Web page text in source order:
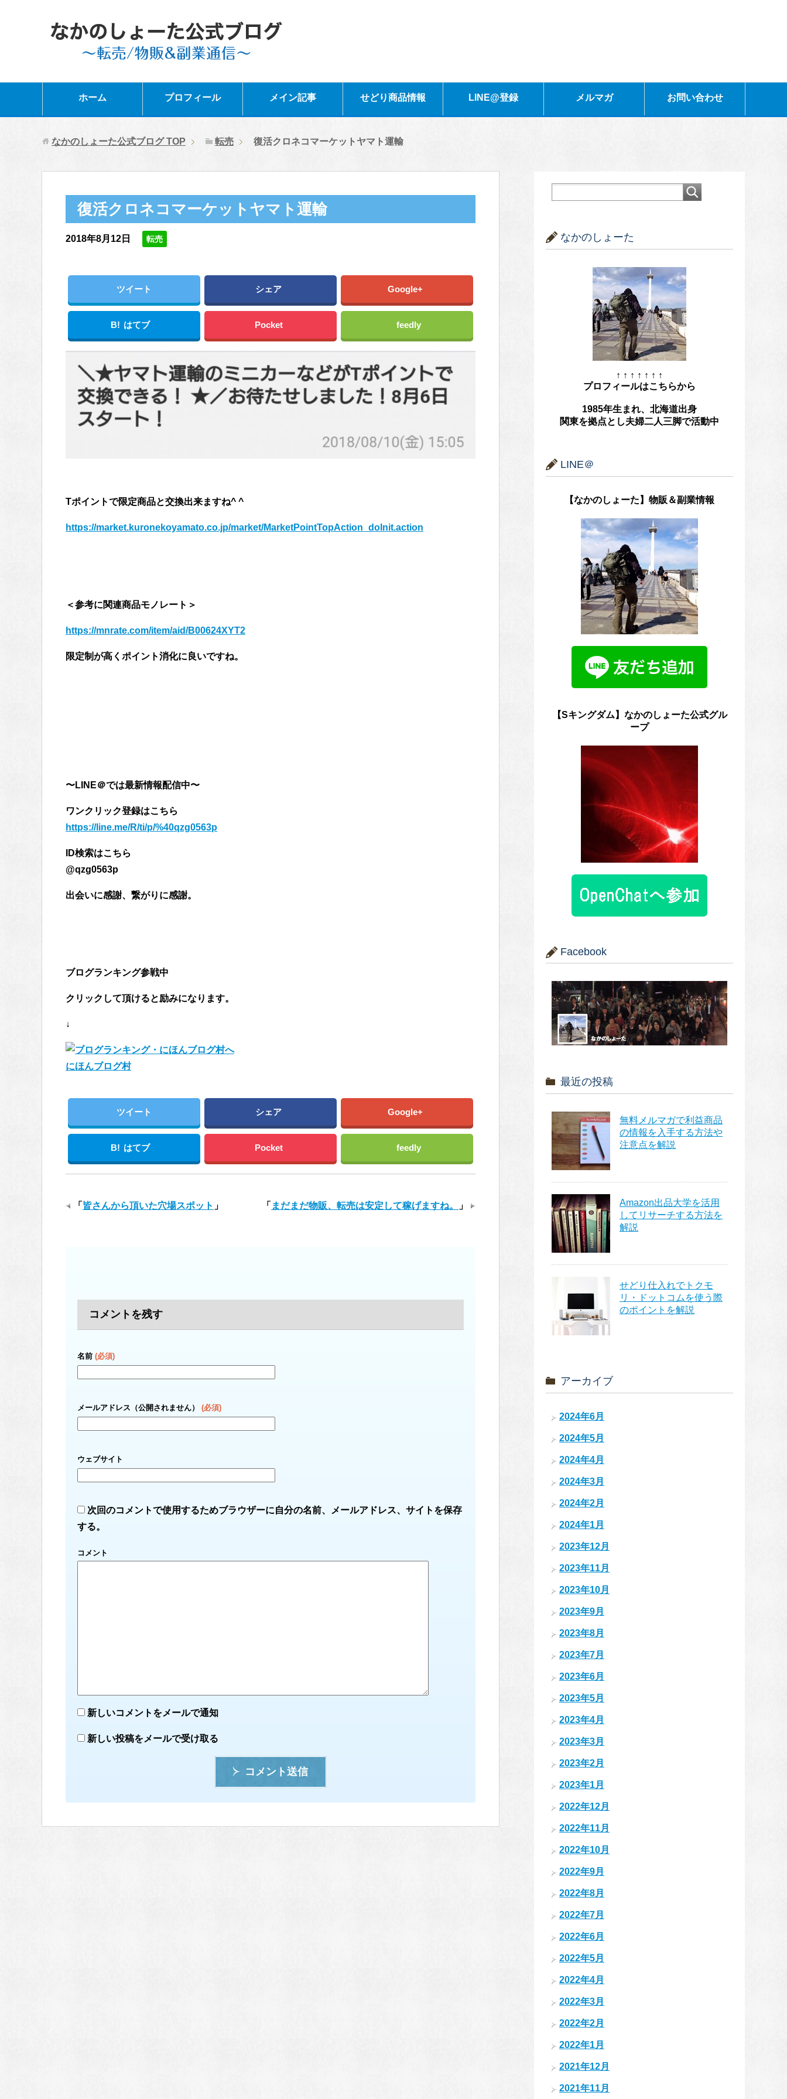
ホーム プロフィール メイン記事 せどり商品情報 LINE@登録 メルマガ お問い合わせ
なかのしょーた公式ブログTOP 転売 復活クロネコマーケットヤマト運輸
復活クロネコマーケットヤマト運輸
2018年8月12日 転売
ツイート シェア Google+
B! はてブ Pocket feedly
Tポイントで限定商品と交換出来ますね^ ^
https://market.kuronekoyamato.co.jp/market/MarketPointTopAction_doInit.action
＜参考に関連商品モノレート＞
https://mnrate.com/item/aid/B00624XYT2
限定制が高くポイント消化に良いですね。
〜LINE＠では最新情報配信中〜
ワンクリック登録はこちら
https://line.me/R/ti/p/%40qzg0563p
ID検索はこちら
@qzg0563p
出会いに感謝、繋がりに感謝。
ブログランキング参戦中
クリックして頂けると励みになります。
↓
にほんブログ村
ツイート シェア Google+
B! はてブ Pocket feedly
「 まだまだ物販、転売は安定して稼げますね。 」
「 皆さんから頂いた穴場スポット 」
コメントを残す
名前 (必須)
メールアドレス（公開されません） (必須)
ウェブサイト
次回のコメントで使用するためブラウザーに自分の名前、メールアドレス、サイトを保存
する。
コメント
新しいコメントをメールで通知
新しい投稿をメールで受け取る
コメント送信
なかのしょーた
↑ ↑ ↑ ↑ ↑ ↑ ↑
プロフィールはこちらから
1985年生まれ、北海道出身
関東を拠点とし夫婦二人三脚で活動中
LINE＠
【なかのしょーた】物販＆副業情報
【Sキングダム】なかのしょーた公式グル
ープ
Facebook
最近の投稿
無料メルマガで利益商品
の情報を入手する方法や
注意点を解説
Amazon出品大学を活用
してリサーチする方法を
解説
せどり仕入れでトクモ
リ・ドットコムを使う際
のポイントを解説
アーカイブ
2024年6月
2024年5月
2024年4月
2024年3月
2024年2月
2024年1月
2023年12月
2023年11月
2023年10月
2023年9月
2023年8月
2023年7月
2023年6月
2023年5月
2023年4月
2023年3月
2023年2月
2023年1月
2022年12月
2022年11月
2022年10月
2022年9月
2022年8月
2022年7月
2022年6月
2022年5月
2022年4月
2022年3月
2022年2月
2022年1月
2021年12月
2021年11月